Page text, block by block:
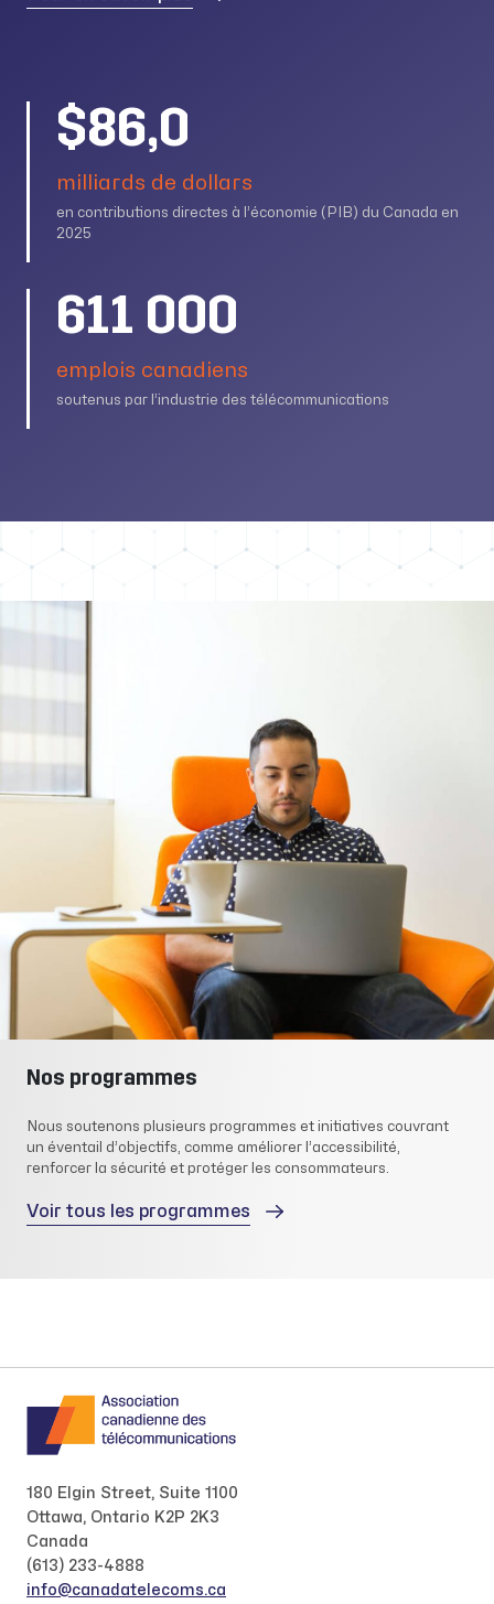
$86,0
milliards de dollars
en contributions directes à l’économie (PIB) du Canada en
2025
611 000
emplois canadiens
soutenus par l’industrie des télécommunications
Nos programmes
Nous soutenons plusieurs programmes et initiatives couvrant
un éventail d’objectifs, comme améliorer l’accessibilité,
renforcer la sécurité et protéger les consommateurs.
Voir tous les programmes
180 Elgin Street, Suite 1100
Ottawa, Ontario K2P 2K3
Canada
(613) 233-4888
info@canadatelecoms.ca